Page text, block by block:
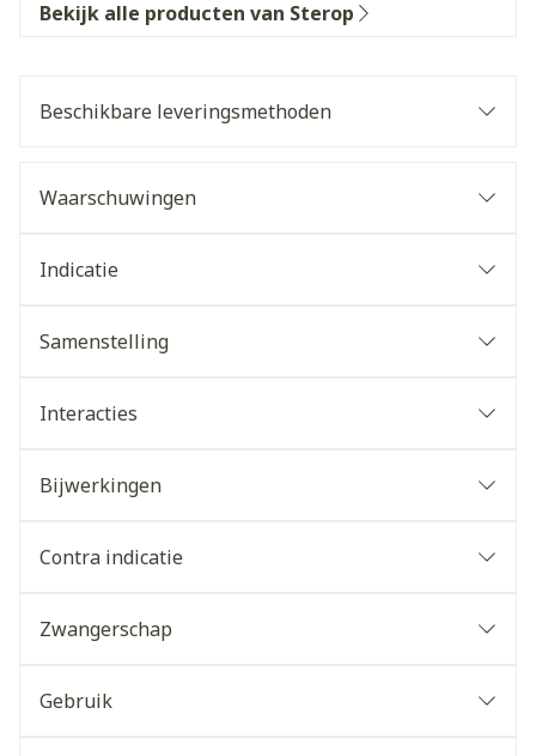
Bekijk alle producten van Sterop
Beschikbare leveringsmethoden
Waarschuwingen
Indicatie
Samenstelling
Interacties
Bijwerkingen
Contra indicatie
Zwangerschap
Gebruik